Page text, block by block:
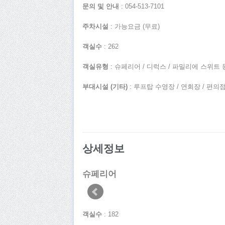
문의 및 안내 : 054-513-7101
주차시설 : 가능요금 (무료)
객실수 : 262
객실유형 : 슈페리어 / 디럭스 / 파밀리에 스위트
부대시설 (기타) : 루프탑 수영장 / 연회장 / 편의
상세정보
슈페리어
객실수 : 182